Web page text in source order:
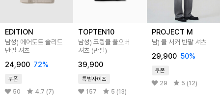
EDITION
남성) 에어도트 솔리드
반팔 셔츠
24,900 72%
쿠폰
50 4.7 (7)
TOPTEN10
남성) 크링클 풀오버
셔츠 (반팔)
39,900
특별사이즈
157 5 (13)
PROJECT M
남) 쿨 서커 반팔 셔츠
29,900 50%
쿠폰
29 5 (12)